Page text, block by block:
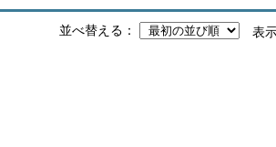
並べ替える 表